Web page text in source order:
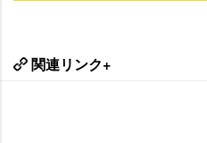
関連リンク+